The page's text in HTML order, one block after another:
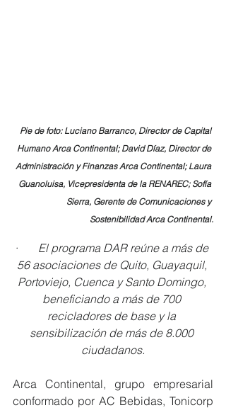
Pie de foto: Luciano Barranco, Director de Capital
Humano Arca Continental; David Díaz, Director de
Administración y Finanzas Arca Continental; Laura
Guanoluisa, Vicepresidenta de la RENAREC; Sofía
Sierra, Gerente de Comunicaciones y
Sostenibilidad Arca Continental.
· El programa DAR reúne a más de
56 asociaciones de Quito, Guayaquil,
Portoviejo, Cuenca y Santo Domingo,
beneficiando a más de 700
recicladores de base y la
sensibilización de más de 8.000
ciudadanos.
Arca Continental, grupo empresarial
conformado por AC Bebidas, Tonicorp